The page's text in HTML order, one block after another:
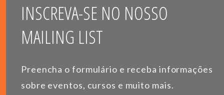
INSCREVA-SE NO NOSSO
MAILING LIST
Preencha o formulário e receba informações
sobre eventos, cursos e muito mais.